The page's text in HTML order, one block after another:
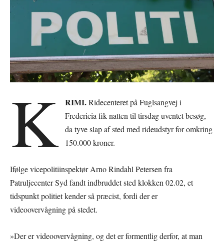
K RIMI.Ridecenteret på Fuglsangvej i
Fredericia fik natten til tirsdag uventet besøg,
da tyve slap af sted med rideudstyr for omkring
150.000 kroner.
Ifølge vicepolitiinspektør Arno Rindahl Petersen fra
Patruljecenter Syd fandt indbruddet sted klokken 02.02, et
tidspunkt politiet kender så præcist, fordi der er
videoovervågning på stedet.
»Der er videoovervågning, og det er formentlig derfor, at man